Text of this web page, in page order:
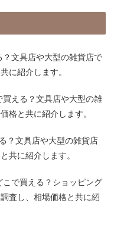
文具店や大型の雑貨店で
に紹介します。
える？文具店や大型の雑
格と共に紹介します。
？文具店や大型の雑貨店
共に紹介します。
で買える？ショッピング
査し、相場価格と共に紹